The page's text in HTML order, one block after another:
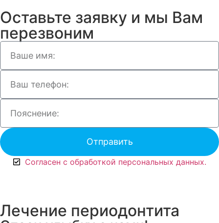
Оставьте заявку и мы Вам
перезвоним
Отправить
Согласен с обработкой персональных данных.
Лечение периодонтита